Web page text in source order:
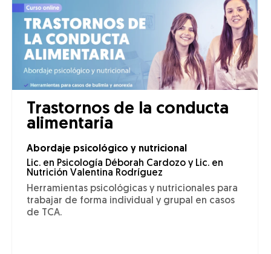
Trastornos de la conducta
alimentaria
Abordaje psicológico y nutricional
Lic. en Psicología Déborah Cardozo y Lic. en
Nutrición Valentina Rodríguez
Herramientas psicológicas y nutricionales para
trabajar de forma individual y grupal en casos
de TCA.